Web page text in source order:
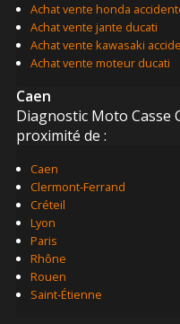
Achat vente honda
Achat vente jante ducati
Achat vente kawasaki
Achat vente moteur ducati
Caen
Diagnostic Moto Casse
proximité de :
Caen
Clermont-Ferrand
Créteil
Lyon
Paris
Rhône
Rouen
Saint-Étienne